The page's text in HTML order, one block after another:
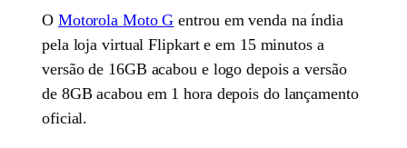
O Motorola Moto G entrou em venda na índia
pela loja virtual Flipkart e em 15 minutos a
versão de 16GB acabou e logo depois a versão
de 8GB acabou em 1 hora depois do lançamento
oficial.